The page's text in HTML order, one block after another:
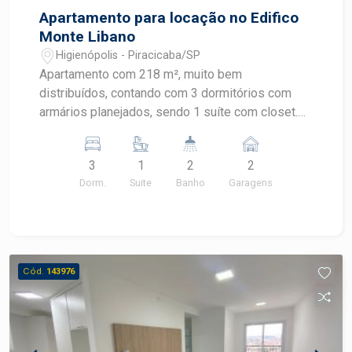
Apartamento para locação no Edifico
Monte Libano
Higienópolis - Piracicaba/SP
Apartamento com 218 m², muito bem
distribuídos, contando com 3 dormitórios com
armários planejados, sendo 1 suíte com closet.
armários, lavanderia, banheiro de serviço,
despensa e lavabo. Conta ainda com 2 vagas de
garagem cobertas. O condomínio oferece
3
Dorm.
1
Suite
2
Banho
2
Garagens
Cód. 143976